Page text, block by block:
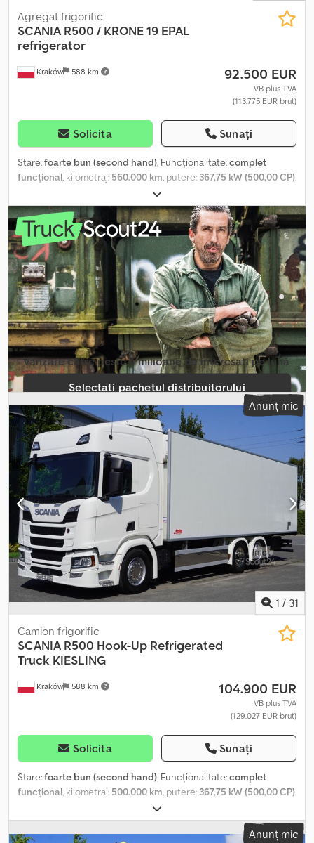
Kraków 588 km
Agregat frigorific
SCANIA R500 / KRONE 19 EPAL
refrigerator
92.500 EUR
VB plus TVA
(113.775 EUR brut)
Solicita Sunați
Stare:foarte bun (second hand), Funcționalitate:complet
funcțional, kilometraj: 560.000 km, putere: 367,75 kW (500,00 CP),
, greutatea goală:
maximă de încărcare:13.400 kg, greutate totală:26.000 kg,
configurație ax:6x2, culoare:alb, cabină șofer:cabina de dormit,
tip de angrenaj:automat, suspensie:aer, lungimea spațiului de
încărcare:7.700 mm , lățimea spațiului de încărcare:2.500 mm ,
înălțime spațiu de încărcare:2.620 mm, An de fabricație: 2021
Dotări:AdBlue, Tahograf, aer condiționat, computer de bord,
Scania R500 / Remorcă frigorifică KRONE 19 EPAL / Etajată /
Carrier Supra 1150 / Axă direcțională An 2021 Kilometraj 560.000
km Date tehnice Greutate totală 26.000 kg Greutate 12.600 kg
Capacitate de încărcare 13.400 kg Putere 500 CP Suspensie
pneumatică completă Euro 6 AdBlue Cârlig de remorcă
basculant 6×2 Ridicare și direcție pentru 3 axe. Caroserie
frigorifică Krone Etajată Dimensiuni interioare Lungime 770 cm
Lățime 250 cm Înălțime 262 cm Crsdpfx Aaszrvtuo Eef Unitate
diesel-electrică Carrier Supra 1150 Cabină cu pat, 1 pat Cutie de
viteze automată Aer condiționat Calculator de bord Frigider
Radio Tahograf Trapă glisantă Autovehiculul a fost cumpărat și
verificat într-un showroom Scania. Un singur proprietar de la nou,
100% fără accidente. Stare tehnică și estetică foarte bună!
Vânzare către peste 4 milioane de interesați pe lună
Selectați pachetul distribuitorului
Creați anunț individual
Anunț mic
1 / 31
Kraków 588 km
Camion frigorific
SCANIA R500 Hook-Up Refrigerated
Truck KIESLING
104.900 EUR
VB plus TVA
(129.027 EUR brut)
Solicita Sunați
Stare:foarte bun (second hand), Funcționalitate:complet
funcțional, kilometraj: 500.000 km, putere: 367,75 kW (500,00 CP),
, greutatea goală:
maximă de încărcare:13.590 kg, greutate totală:26.000 kg,
configurație ax:6x2, frâne:retarder, culoare:alb, cabină șofer:
Anunț mic